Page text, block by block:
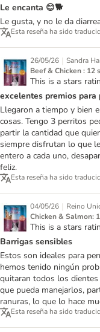
Le encanta 😊🐕
Le gusta, y no le da
Esta reseña ha sido
26/05/26 | Sandra
Beef & Chicken : 12
This is a stars
excelentes premios para
Llegaron a tiempo y bien
cosas. Tengo 3 perritos
partir la cantidad que
siempre disfrutan lo que
entero a cada uno,
feliz.
Esta reseña ha sido
04/05/26 | Reino
Chicken & Salmon:
This is a stars
Barrigas sensibles
Estos son ideales para
hemos tenido ningún
quitaran todos los
que pueda manejarlos,
ranuras, lo que lo hace
Esta reseña ha sido